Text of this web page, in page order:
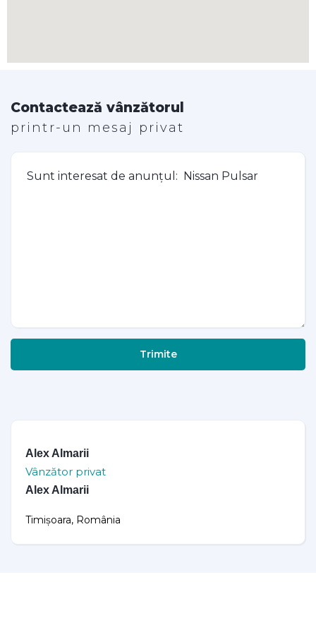
Contactează vânzătorul
printr-un mesaj privat
Trimite
Alex Almarii
Vânzător privat
Alex Almarii
Timișoara, România